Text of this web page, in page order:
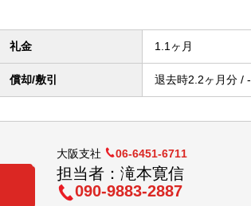
礼金 1.1ヶ月
償却/敷引 退去時2.2ヶ月分 / -
大阪支社 06-6451-6711
担当者：滝本寛信
090-9883-2887